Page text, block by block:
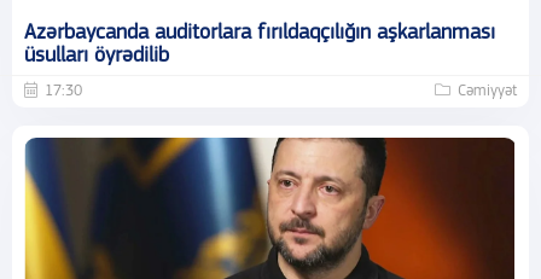
Azərbaycanda auditorlara fırıldaqçılığın aşkarlanması
üsulları öyrədilib
17:30 Cəmiyyət